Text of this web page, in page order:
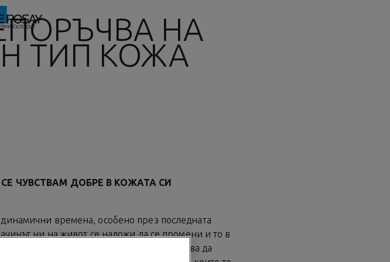
НА
ТИП КОЖА
ЧУВСТВАМ ДОБРЕ В КОЖАТА СИ
времена, особено през последната
ни на живот се наложи да се промени и то в
период от време. Ето защо човек започва да